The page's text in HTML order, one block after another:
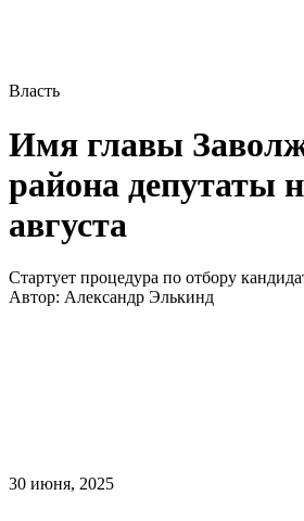
Власть
Имя главы
района депутаты
августа
Стартует процедура по отбору
Автор: Александр Элькинд
30 июня, 2025